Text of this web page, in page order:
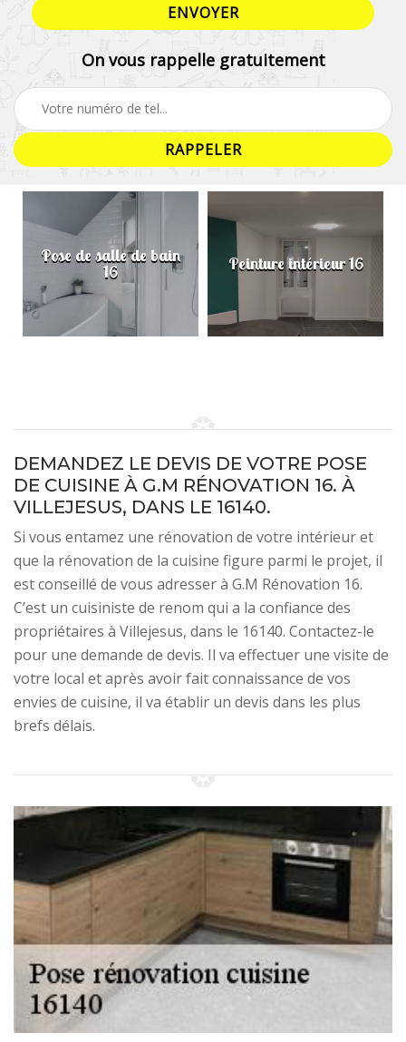
On vous rappelle gratuitement
Pose de salle de bain
16 Peinture intérieur 16
DEMANDEZ LE DEVIS DE VOTRE POSE
DE CUISINE À G.M RÉNOVATION 16. À
VILLEJESUS, DANS LE 16140.
Si vous entamez une rénovation de votre intérieur et
que la rénovation de la cuisine figure parmi le projet, il
est conseillé de vous adresser à G.M Rénovation 16.
C’est un cuisiniste de renom qui a la confiance des
propriétaires à Villejesus, dans le 16140. Contactez-le
pour une demande de devis. Il va effectuer une visite de
votre local et après avoir fait connaissance de vos
envies de cuisine, il va établir un devis dans les plus
brefs délais.